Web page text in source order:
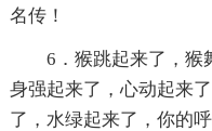
名传！
6．猴跳起来了，猴
身强起来了，心动起来
了，水绿起来了，你的